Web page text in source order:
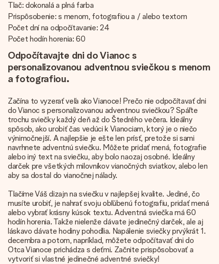
Tlač: dokonalá a plná farba
Prispôsobenie: s menom, fotografiou a / alebo textom
Počet dní na odpočítavanie: 24
Počet hodín horenia: 60
Odpočítavajte dni do Vianoc s
personalizovanou adventnou sviečkou s menom
a fotografiou.
Začína to vyzerať veľa ako Vianoce! Prečo nie odpočítavať dni
do Vianoc s personalizovanou adventnou sviečkou? Spáľte
trochu sviečky každý deň až do Štedrého večera. Ideálny
spôsob, ako urobiť čas vedúci k Vianociam, ktorý je o niečo
výnimočnejší. A najlepšie je ešte len prísť, pretože si sami
navrhnete adventnú sviečku. Môžete pridať mená, fotografie
alebo iný text na sviečku, aby bolo naozaj osobné. Ideálny
darček pre všetkých milovníkov vianočných sviatkov, alebo len
aby sa dostal do vianočnej nálady.
Tlačíme Váš dizajn na sviečku v najlepšej kvalite. Jediné, čo
musíte urobiť, je nahrať svoju obľúbenú fotografiu, pridať mená
alebo vybrať krásny kúsok textu. Adventná sviečka má 60
hodín horenia. Takže nielenže dávate jedinečný darček, ale aj
láskavo dávate hodiny pohodlia. Napálenie sviečky prvýkrát 1.
decembra a potom, napríklad, môžete odpočítavať dni do
Otca Vianoce prichádza s deťmi. Začnite prispôsobovať a
vytvoriť si vlastné jedinečné adventné sviečky!